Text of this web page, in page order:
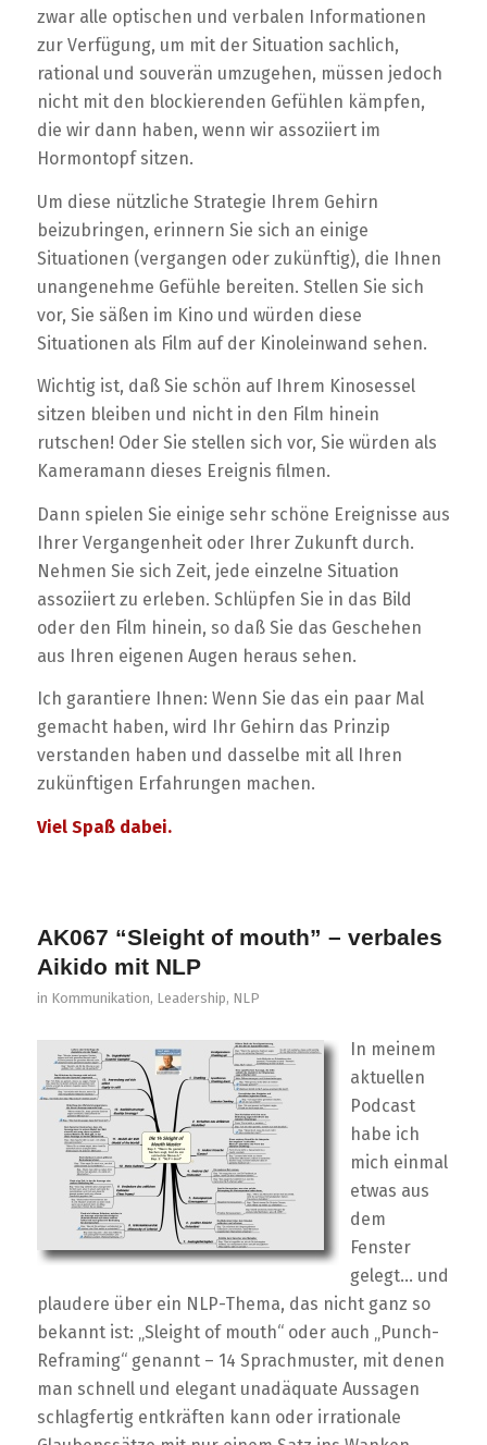
zwar alle optischen und verbalen Informationen
zur Verfügung, um mit der Situation sachlich,
rational und souverän umzugehen, müssen jedoch
nicht mit den blockierenden Gefühlen kämpfen,
die wir dann haben, wenn wir assoziiert im
Hormontopf sitzen.
Um diese nützliche Strategie Ihrem Gehirn
beizubringen, erinnern Sie sich an einige
Situationen (vergangen oder zukünftig), die Ihnen
unangenehme Gefühle bereiten. Stellen Sie sich
vor, Sie säßen im Kino und würden diese
Situationen als Film auf der Kinoleinwand sehen.
Wichtig ist, daß Sie schön auf Ihrem Kinosessel
sitzen bleiben und nicht in den Film hinein
rutschen! Oder Sie stellen sich vor, Sie würden als
Kameramann dieses Ereignis filmen.
Dann spielen Sie einige sehr schöne Ereignisse aus
Ihrer Vergangenheit oder Ihrer Zukunft durch.
Nehmen Sie sich Zeit, jede einzelne Situation
assoziiert zu erleben. Schlüpfen Sie in das Bild
oder den Film hinein, so daß Sie das Geschehen
aus Ihren eigenen Augen heraus sehen.
Ich garantiere Ihnen: Wenn Sie das ein paar Mal
gemacht haben, wird Ihr Gehirn das Prinzip
verstanden haben und dasselbe mit all Ihren
zukünftigen Erfahrungen machen.
Viel Spaß dabei.
AK067 “Sleight of mouth” – verbales
Aikido mit NLP
in Kommunikation, Leadership, NLP
In meinem
aktuellen
Podcast
habe ich
mich einmal
etwas aus
dem
Fenster
gelegt… und
plaudere über ein NLP-Thema, das nicht ganz so
bekannt ist: „Sleight of mouth“ oder auch „Punch-
Reframing“ genannt – 14 Sprachmuster, mit denen
man schnell und elegant unadäquate Aussagen
schlagfertig entkräften kann oder irrationale